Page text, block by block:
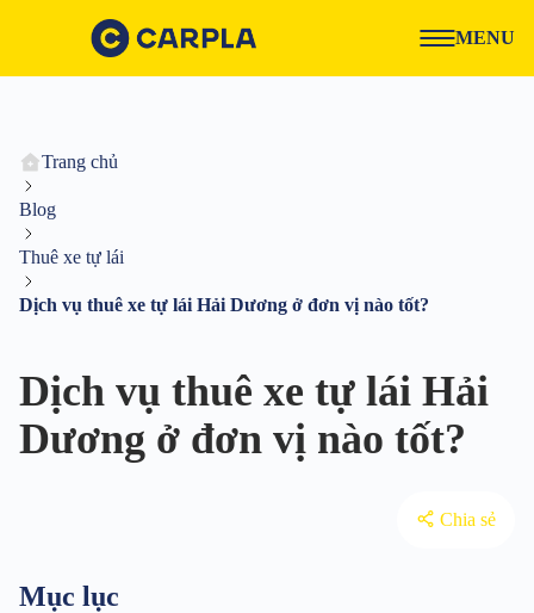
MENU
Trang chủ
Blog
Thuê xe tự lái
Dịch vụ thuê xe tự lái Hải Dương ở đơn vị nào tốt?
Dịch vụ thuê xe tự lái Hải
Dương ở đơn vị nào tốt?
Chia sẻ
Mục lục